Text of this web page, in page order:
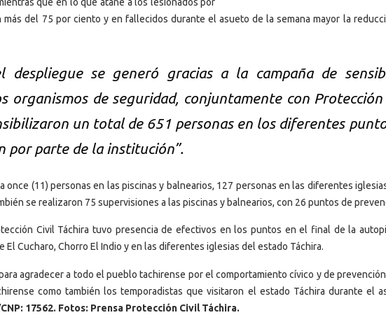
más del 75 por ciento y en fallecidos durante el asueto de la semana mayor la
despliegue se generó gracias a la campaña de
organismos de seguridad, conjuntamente con Protección
un total de 651 personas en los diferentes
por parte de la institución”.
once (11) personas en las piscinas y balnearios, 127 personas en las diferentes
se realizaron 75 supervisiones a las piscinas y balnearios, con 26 puntos de
Civil Táchira tuvo presencia de efectivos en los puntos en el final de la
El Cucharo, Chorro El Indio y en las diferentes iglesias del estado Táchira.
agradecer a todo el pueblo tachirense por el comportamiento cívico y de
como también los temporadistas que visitaron el estado Táchira durante el
17562. Fotos: Prensa Protección Civil Táchira.